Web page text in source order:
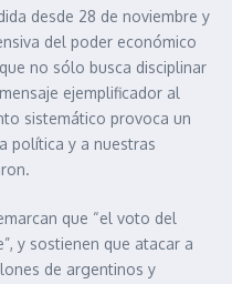
desde 28 de noviembre y
del poder económico
no sólo busca disciplinar
ejemplificador al
sistemático provoca un
política y a nuestras
que “el voto del
y sostienen que atacar a
de argentinos y